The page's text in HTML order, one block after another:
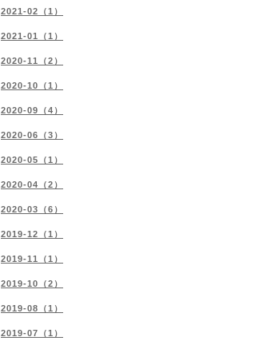
2021-02（1）
2021-01（1）
2020-11（2）
2020-10（1）
2020-09（4）
2020-06（3）
2020-05（1）
2020-04（2）
2020-03（6）
2019-12（1）
2019-11（1）
2019-10（2）
2019-08（1）
2019-07（1）